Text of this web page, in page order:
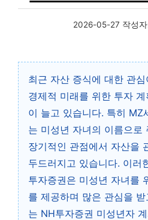
2026-05-27 작성
최근 자산 증식에 대한 관
경제적 미래를 위한 투자
이 늘고 있습니다. 특히 MZ
는 미성년 자녀의 이름으로
장기적인 관점에서 자산을
두드러지고 있습니다. 이러
투자증권은 미성년 자녀를
를 제공하며 많은 관심을
는 NH투자증권 미성년자